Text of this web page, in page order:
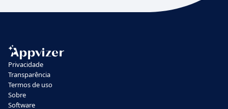
Privacidade
Transparência
Termos de uso
Sobre
Software